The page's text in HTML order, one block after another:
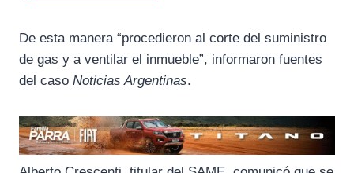
De esta manera “procedieron al corte del suministro
de gas y a ventilar el inmueble”, informaron fuentes
del caso Noticias Argentinas.